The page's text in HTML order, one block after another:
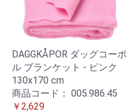
DAGGKÅPOR ダッグコーポ
ル ブランケット - ピンク
130x170 cm
商品コード： 005.986.45
￥2,629